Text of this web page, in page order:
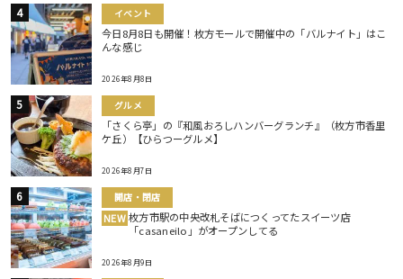
イベント
今日8月8日も開催！枚方モールで開催中の「バルナイト」はこ
んな感じ
2026年8月8日
グルメ
「さくら亭」の『和風おろしハンバーグランチ』（枚方市香里
ケ丘）【ひらつーグルメ】
2026年8月7日
開店・閉店
NEW 枚方市駅の中央改札そばにつくってたスイーツ店
「casaneilo」がオープンしてる
2026年8月9日